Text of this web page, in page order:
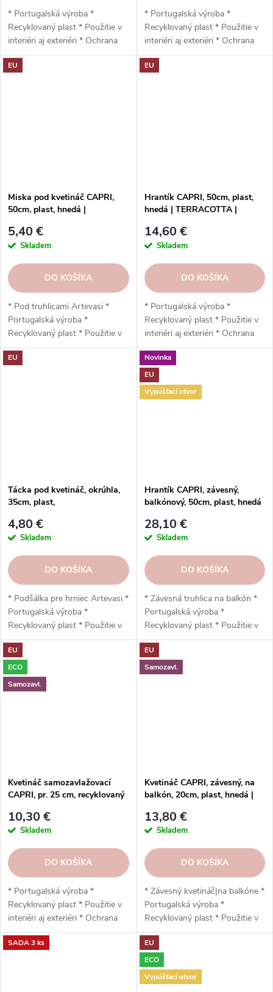
* Portugalská výroba *
Recyklovaný plast * Použitie v
interiéri aj exteriéri * Ochrana
proti UV žiareniu * Odolný voči
mrazu * Jednoduchá inštalácia *
* Portugalská výroba *
Recyklovaný plast * Použitie v
interiéri aj exteriéri * Ochrana
proti UV žiareniu * Odolný voči
mrazu * Jednoduchá inštalácia,
EU
Miska pod kvetináč CAPRI,
50cm, plast, hnedá |
5,40 €
Skladem
DO KOŠÍKA
* Pod truhlicami Artevasi *
Portugalská výroba *
Recyklovaný plast * Použitie v
interiéri aj exteriéri * Ochrana
proti UV žiareniu * Odolnosť
EU
Hrantík CAPRI, 50cm, plast,
hnedá | TERRACOTTA |
14,60 €
Skladem
DO KOŠÍKA
* Portugalská výroba *
Recyklovaný plast * Použitie v
interiéri aj exteriéri * Ochrana
proti UV žiareniu * Odolný voči
mrazu * Jednoduchá inštalácia *
Vysoko odolný stabilizačný
prvok * Nízka hmotnosť *
Vypúšťací otvor * Odporúčaný
EU
Tácka pod kvetináč, okrúhla,
35cm, plast,
4,80 €
Skladem
DO KOŠÍKA
* Podšálka pre hrniec Artevasi *
Portugalská výroba *
Recyklovaný plast * Použitie v
interiéri aj exteriéri * UV
ochrana * Odolný * Jednoduchá
inštalácia * Vysoko odolný *
Nízka hmotnosť * 35 x 4,7 x 35
cm
Novinka
EU
Vypúšťací otvor
Hrantík CAPRI, závesný,
balkónový, 50cm, plast, hnedá
28,10 €
Skladem
DO KOŠÍKA
* Závesná truhlica na balkón *
Portugalská výroba *
Recyklovaný plast * Použitie v
interiéri aj exteriéri * UV
ochrana * Odolná * Jednoduchá
inštalácia * Vysoko odolný *
EU
ECO
Samozavl.
Kvetináč samozavlažovací
CAPRI, pr. 25 cm, recyklovaný
10,30 €
Skladem
DO KOŠÍKA
* Portugalská výroba *
Recyklovaný plast * Použitie v
interiéri aj exteriéri * Ochrana
proti UV žiareniu * Odolný voči
mrazu * Pripínací mechanizmus
EU
Samozavl.
Kvetináč CAPRI, závesný, na
balkón, 20cm, plast, hnedá |
13,80 €
Skladem
DO KOŠÍKA
* Závesný kvetináč|na balkóne *
Portugalská výroba *
Recyklovaný plast * Použitie v
interiéri aj exteriéri * Ochrana
proti UV žiareniu * Odolný *
Jednoduchá inštalácia * Vysoko
odolný * Nízka hmotnosť *
Pripínací mechanizmus *
SADA 3 ks
EU
ECO
Vypúšťací otvor